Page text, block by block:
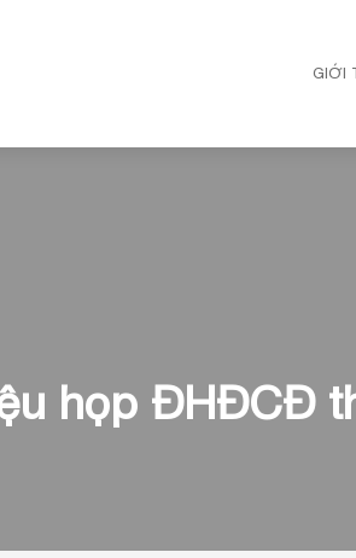
GIỚI
họp ĐHĐCĐ